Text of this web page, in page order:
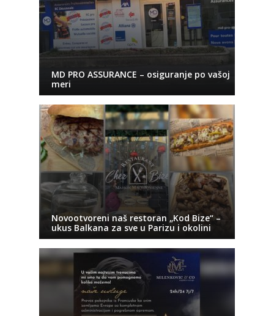
MD PRO ASSURANCE – osiguranje po vašoj
meri
Novootvoreni naš restoran „Kod Bize“ –
ukus Balkana za sve u Parizu i okolini